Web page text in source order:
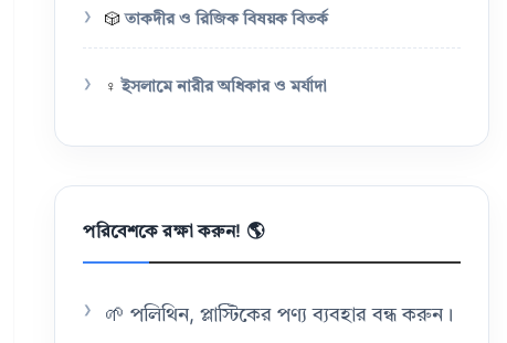
🎲তাকদীর ও রিজিক বিষয়ক বিতর্ক
♀️ইসলামে নারীর অধিকার ও মর্যাদা
পরিবেশকে রক্ষা করুন! 🌎
🌱 পলিথিন, প্লাস্টিকের পণ্য ব্যবহার বন্ধ করুন।